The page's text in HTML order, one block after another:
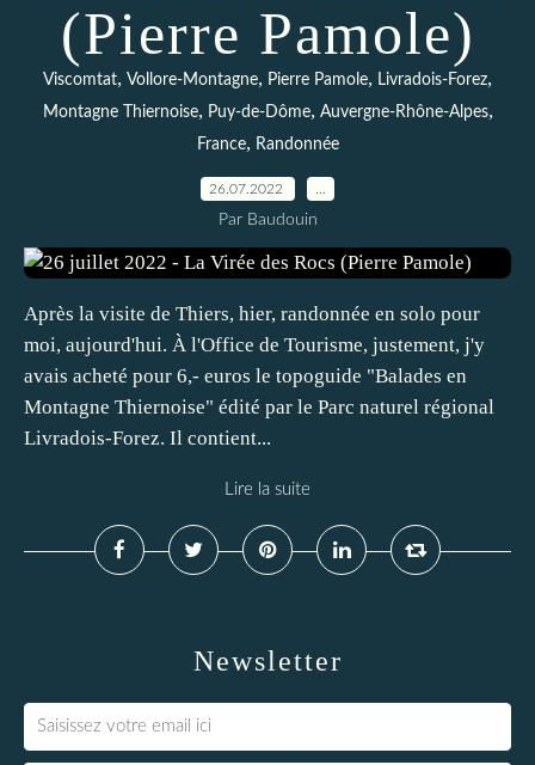
(Pierre Pamole)
Viscomtat, Vollore-Montagne, Pierre Pamole, Livradois-Forez,
Montagne Thiernoise, Puy-de-Dôme, Auvergne-Rhône-Alpes,
France, Randonnée
26.07.2022
Par Baudouin
Après la visite de Thiers, hier, randonnée en solo pour
moi, aujourd'hui. À l'Office de Tourisme, justement, j'y
avais acheté pour 6,- euros le topoguide "Balades en
Montagne Thiernoise" édité par le Parc naturel régional
Livradois-Forez. Il contient...
Lire la suite
Newsletter